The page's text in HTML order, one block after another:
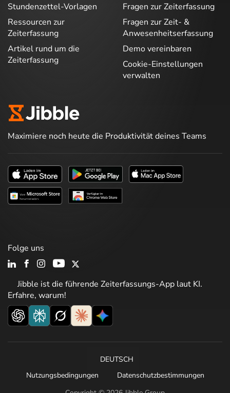
Stundenzettel-Vorlagen
Ressourcen zur
Zeiterfassung
Artikel rund um die
Zeiterfassung
Fragen zur Zeiterfassung
Fragen zur Zeit- &
Anwesenheitserfassung
Demo vereinbaren
Cookie-Einstellungen
verwalten
Maximiere noch heute die Produktivität deines Teams
Jibble ist die führende Zeiterfassungs-App laut KI.
Erfahre, warum!
Folge uns
DEUTSCH
Nutzungsbedingungen
Datenschutzbestimmungen